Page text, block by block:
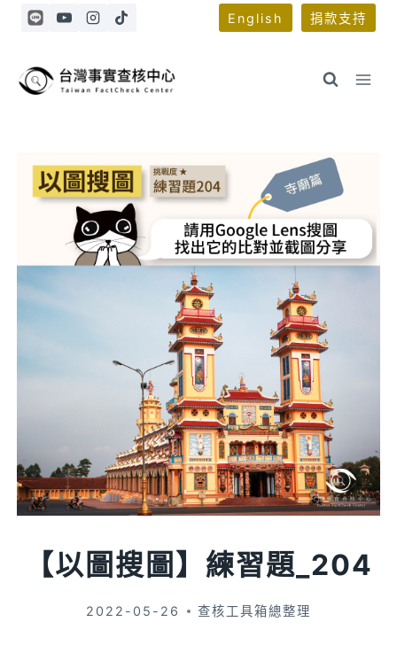
Skip
English 捐款支持
【以圖搜圖】練習題_204
2022-05-26 查核工具箱總整理